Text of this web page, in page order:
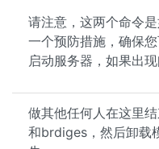
请注意，这两个命令
一个预防措施，确保
启动服务器，如果出现
做其他任何人在这里
和brdiges，然后卸载